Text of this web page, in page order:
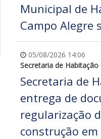
Municipal de
Campo Alegre
05/08/2026 14:06
Secretaria de
Secretaria de
entrega de
regularização
construção em